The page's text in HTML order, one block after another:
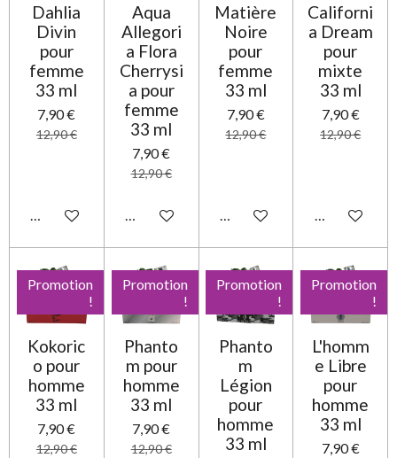
Dahlia
Divin
pour
femme
33 ml
7,90 €
12,90 €
Ajouter au panier
Aqua
Allegori
a Flora
Cherrysi
a pour
femme
33 ml
7,90 €
12,90 €
Ajouter au panier
Matière
Noire
pour
femme
33 ml
7,90 €
12,90 €
Ajouter au panier
Californi
a Dream
pour
mixte
33 ml
7,90 €
12,90 €
Ajouter au
Promotion
!
Kokoric
o pour
homme
33 ml
7,90 €
12,90 €
Promotion
!
Phanto
m pour
homme
33 ml
7,90 €
12,90 €
Promotion
!
Phanto
m
Légion
pour
homme
33 ml
Promotion
!
L'homm
e Libre
pour
homme
33 ml
7,90 €